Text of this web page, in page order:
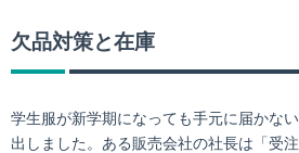
欠品対策と在庫
学生服が新学期になっても手元に届かな
出しました。ある販売会社の社長は「受